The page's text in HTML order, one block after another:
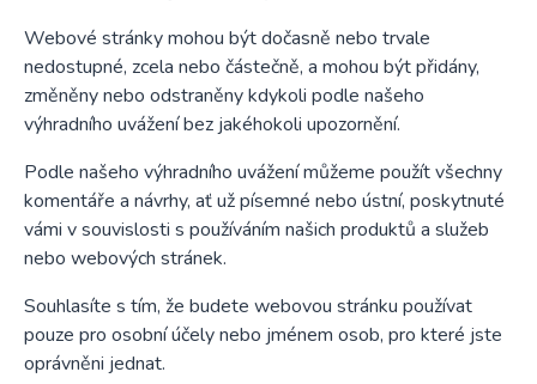
Webové stránky mohou být dočasně nebo trvale
nedostupné, zcela nebo částečně, a mohou být přidány,
změněny nebo odstraněny kdykoli podle našeho
výhradního uvážení bez jakéhokoli upozornění.
Podle našeho výhradního uvážení můžeme použít všechny
komentáře a návrhy, ať už písemné nebo ústní, poskytnuté
vámi v souvislosti s používáním našich produktů a služeb
nebo webových stránek.
Souhlasíte s tím, že budete webovou stránku používat
pouze pro osobní účely nebo jménem osob, pro které jste
oprávněni jednat.